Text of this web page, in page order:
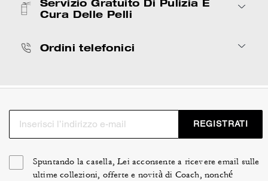
Cura Delle Pelli
Ordini telefonici
REGISTRATI
Spuntando la casella, Lei acconsente a ricevere email sulle
ultime collezioni, offerte e novità di Coach, nonché